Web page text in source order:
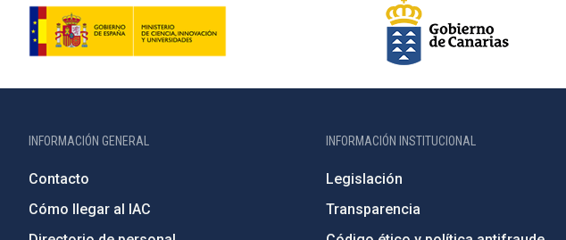
INFORMACIÓN GENERAL
Contacto
Cómo llegar al IAC
INFORMACIÓN INSTITUCIONAL
Legislación
Transparencia